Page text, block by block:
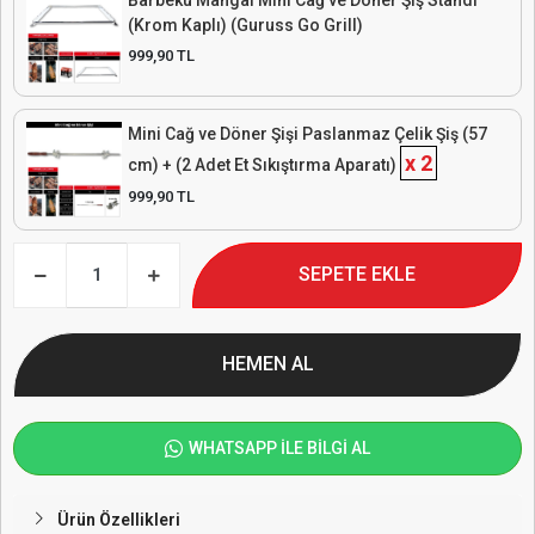
WHATSAPP İLE BİLGİ AL
Ürün Özellikleri
Barbekü Mangal Mini Cağ ve Döner Şiş Seti
- Profesyonel Lezzetler İçin Tasarlandı
Evde ya da açık havada, profesyonel döner ve cağ kebabı deneyimi
yaşamak isteyenler için özel olarak tasarlananbu set, lezzetli et
pişirme sürecini çok daha kolay hale getiriyor.
cm),krom kaplamalı stand ve 2 adet et sıkıştırma aparatı
sayesinde
dönerinizi stabil bir şekilde tutarak mükemmel pişirme sağlar. Ürünü
mangalınızın ızgara bölümüne koyarak rahatlıkla kullanabilirsiniz.
Ürün İçeriği
Paslanmaz Çelik Mini Cağ ve Döner Şişi (57 cm)
✅ 4 xEt Sıkıştırma Aparatı(Dönerin dağılmasını önler, stabil